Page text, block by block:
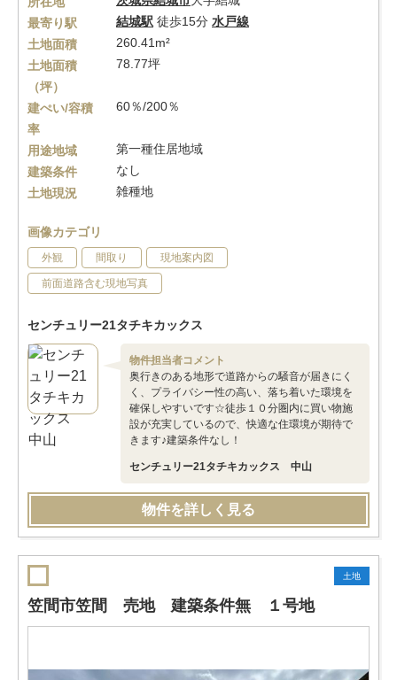
最寄り駅
結城駅 徒歩15分 水戸線
土地面積
260.41m²
土地面積
（坪）
78.77坪
建ぺい/容積
率
60％/200％
用途地域
第一種住居地域
建築条件
なし
土地現況
雑種地
画像カテゴリ
外観 間取り 現地案内図
前面道路含む現地写真
センチュリー21タチキカックス
物件担当者コメント
奥行きのある地形で道路からの騒音が届きにく
く、プライバシー性の高い、落ち着いた環境を
確保しやすいです☆徒歩１０分圏内に買い物施
設が充実しているので、快適な住環境が期待で
きます♪建築条件なし！
センチュリー21タチキカックス 中山
物件を詳しく見る
土地
笠間市笠間 売地 建築条件無 １号地